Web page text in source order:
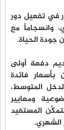
في تفعيل دور
وانسجاماً مع
جودة الحياة.
دفعة أولى
فائدة
المتوسط،
ومعايير
المستفيد
الشهري.